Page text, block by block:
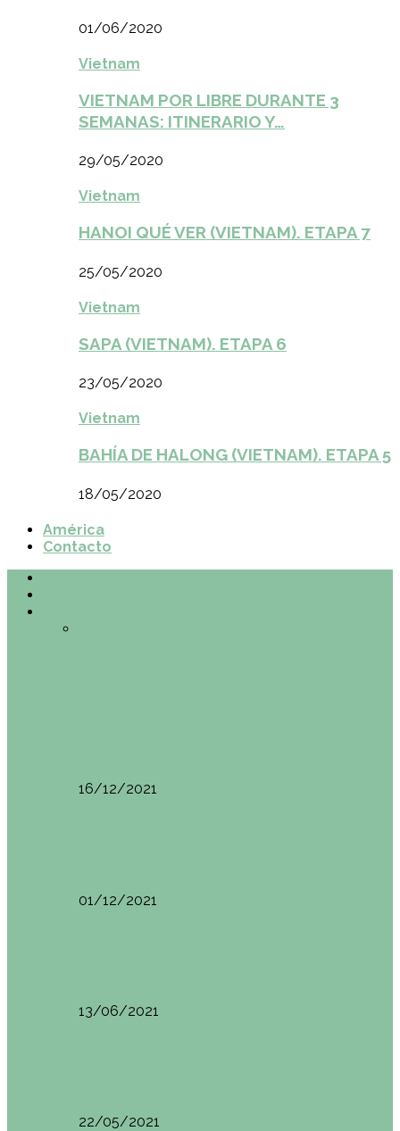
01/06/2020
Vietnam
VIETNAM POR LIBRE DURANTE 3
SEMANAS: ITINERARIO Y…
29/05/2020
Vietnam
HANOI QUÉ VER (VIETNAM). ETAPA 7
25/05/2020
Vietnam
SAPA (VIETNAM). ETAPA 6
23/05/2020
Vietnam
BAHÍA DE HALONG (VIETNAM). ETAPA 5
18/05/2020
América
Contacto
16/12/2021
01/12/2021
13/06/2021
22/05/2021